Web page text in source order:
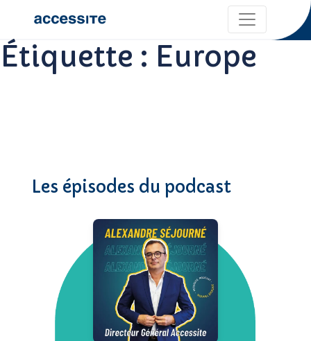
Étiquette : Europe
Les épisodes du podcast